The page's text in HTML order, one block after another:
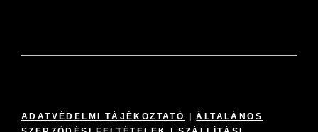
ADATVÉDELMI TÁJÉKOZTATÓ |ÁLTALÁNOS